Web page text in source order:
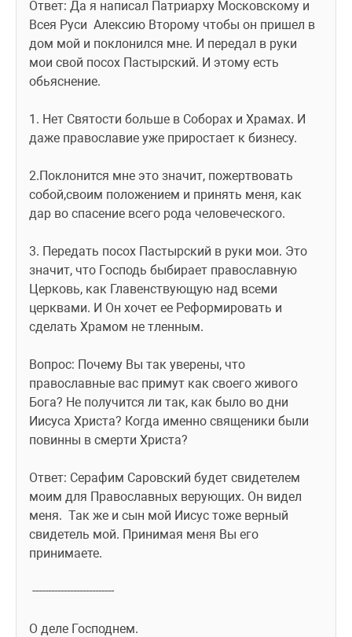
Ответ: Да я написал Патриарху Московскому и
Всея Руси  Алексию Второму чтобы он пришел в
дом мой и поклонился мне. И передал в руки
мои свой посох Пастырский. И этому есть
обьяснение.
1. Нет Святости больше в Соборах и Храмах. И
даже православие уже приростает к бизнесу.
2.Поклонится мне это значит, пожертвовать
собой,своим положением и принять меня, как
дар во спасение всего рода человеческого.
3. Передать посох Пастырский в руки мои. Это
значит, что Господь быбирает православную
Церковь, как Главенствующую над всеми
церквами. И Он хочет ее Реформировать и
сделать Храмом не тленным.
Вопрос: Почему Вы так уверены, что
православные вас примут как своего живого
Бога? Не получится ли так, как было во дни
Иисуса Христа? Когда именно священики были
повинны в смерти Христа?
Ответ: Серафим Саровский будет свидетелем
моим для Православных верующих. Он видел
меня.  Так же и сын мой Иисус тоже верный
свидетель мой. Принимая меня Вы его
принимаете.
--------------------------
О деле Господнем.